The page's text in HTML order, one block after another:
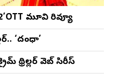
మూవి రివ్యూ
‘దంధా’
థ్రిల్ల‌ర్ వెబ్ సిరీస్